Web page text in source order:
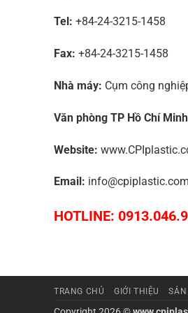
Tel: +84-24-3215-1458
Fax: +84-24-3215-1458
Nhà máy: Cụm công
Văn phòng TP Hồ Chí
Website:
Email:
HOTLINE:
TRANG CHỦ GIỚI THIỆU